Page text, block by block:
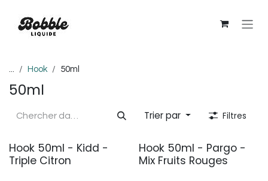
... Hook 50ml
50ml
Trier par Filtres
Hook 50ml - Kidd -
Triple Citron
Hook 50ml - Pargo -
Mix Fruits Rouges